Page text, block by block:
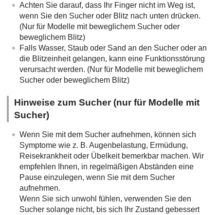
Achten Sie darauf, dass Ihr Finger nicht im Weg ist,
wenn Sie den Sucher oder Blitz nach unten drücken.
(Nur für Modelle mit beweglichem Sucher oder
beweglichem Blitz)
Falls Wasser, Staub oder Sand an den Sucher oder an
die Blitzeinheit gelangen, kann eine Funktionsstörung
verursacht werden. (Nur für Modelle mit beweglichem
Sucher oder beweglichem Blitz)
Hinweise zum Sucher (nur für Modelle mit
Sucher)
Wenn Sie mit dem Sucher aufnehmen, können sich
Symptome wie z. B. Augenbelastung, Ermüdung,
Reisekrankheit oder Übelkeit bemerkbar machen. Wir
empfehlen Ihnen, in regelmäßigen Abständen eine
Pause einzulegen, wenn Sie mit dem Sucher
aufnehmen.
Wenn Sie sich unwohl fühlen, verwenden Sie den
Sucher solange nicht, bis sich Ihr Zustand gebessert